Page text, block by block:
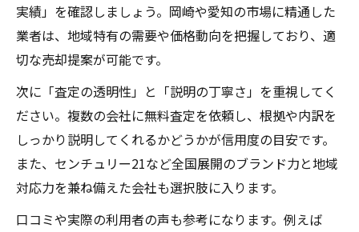
実績」を確認しましょう。岡崎や愛知の市場に精通した
業者は、地域特有の需要や価格動向を把握しており、適
切な売却提案が可能です。
次に「査定の透明性」と「説明の丁寧さ」を重視してく
ださい。複数の会社に無料査定を依頼し、根拠や内訳を
しっかり説明してくれるかどうかが信用度の目安です。
また、センチュリー21など全国展開のブランド力と地域
対応力を兼ね備えた会社も選択肢に入ります。
口コミや実際の利用者の声も参考になります。例えば